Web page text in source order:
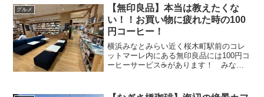
をご紹介します！！ (adsbygoogle =
window...
グルメ
【無印良品】本当は教えたくな
い！！お買い物に疲れた時の100
円コーヒー！
横浜みなとみらい近く桜木町駅前のコレ
ットマーレ内にある無印良品には100円コ
ーヒーサービス☕があります！ みなと
て疲れた体をやすめることができる素敵